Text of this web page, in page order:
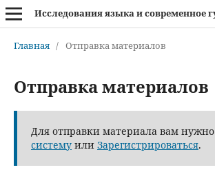
Главная / Отправка материалов
Отправка материалов
Для отправки материала вам нужно
системуили Зарегистрироваться.